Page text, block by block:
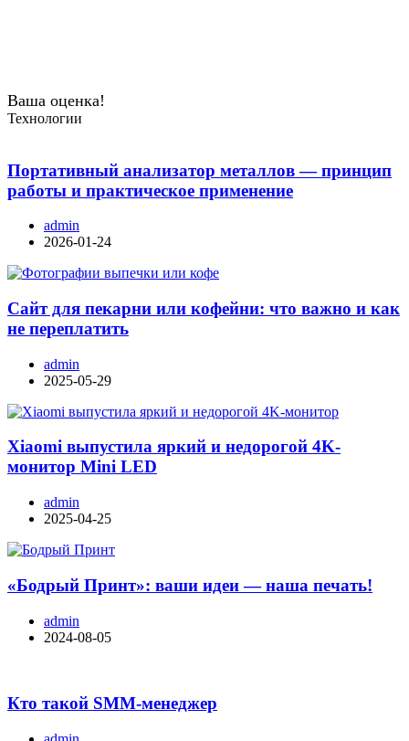
Ваша оценка!
Технологии
Портативный анализатор металлов — принцип
работы и практическое применение
admin
2026-01-24
Сайт для пекарни или кофейни: что важно и как
не переплатить
admin
2025-05-29
Xiaomi выпустила яркий и недорогой 4K-
монитор Mini LED
admin
2025-04-25
«Бодрый Принт»: ваши идеи — наша печать!
admin
2024-08-05
Кто такой SMM-менеджер